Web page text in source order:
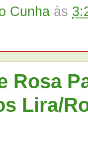
Cunha às
Rosa
Lira/